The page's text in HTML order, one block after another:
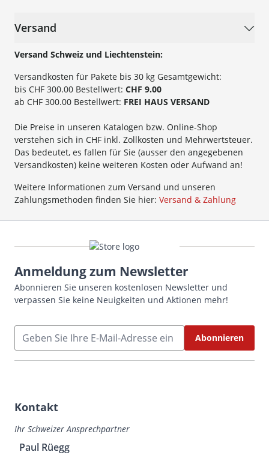
Versand
Versand Schweiz und Liechtenstein:
Versandkosten für Pakete bis 30 kg Gesamtgewicht:
bis CHF 300.00 Bestellwert: CHF 9.00
ab CHF 300.00 Bestellwert: FREI HAUS VERSAND
Die Preise in unseren Katalogen bzw. Online-Shop
verstehen sich in CHF inkl. Zollkosten und Mehrwertsteuer.
Das bedeutet, es fallen für Sie (ausser den angegebenen
Versandkosten) keine weiteren Kosten oder Aufwand an!
Weitere Informationen zum Versand und unseren
Zahlungsmethoden finden Sie hier: Versand & Zahlung
Anmeldung zum Newsletter
Abonnieren Sie unseren kostenlosen Newsletter und
verpassen Sie keine Neuigkeiten und Aktionen mehr!
Abonnieren
Kontakt
Ihr Schweizer Ansprechpartner
Paul Rüegg